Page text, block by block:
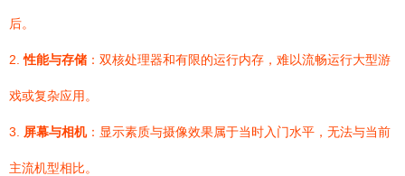
后。
2.性能与存储 ：双核处理器和有限的运行内存，难以流畅运行大型游
戏或复杂应用。
3. 屏幕与相机：显示素质与摄像效果属于当时入门水平，无法与当前
主流机型相比。